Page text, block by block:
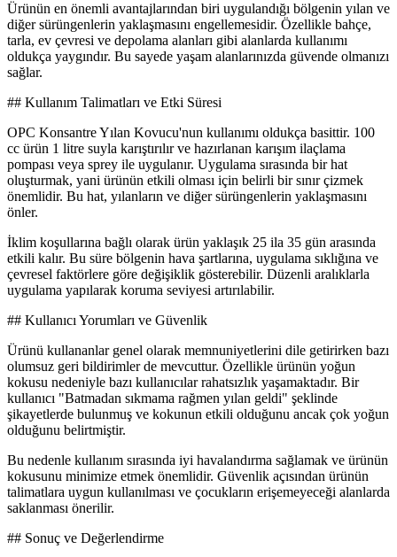
Ürünün en önemli avantajlarından biri uygulandığı bölgenin yılan ve
diğer sürüngenlerin yaklaşmasını engellemesidir. Özellikle bahçe,
tarla, ev çevresi ve depolama alanları gibi alanlarda kullanımı
oldukça yaygındır. Bu sayede yaşam alanlarınızda güvende olmanızı
sağlar.
## Kullanım Talimatları ve Etki Süresi
OPC Konsantre Yılan Kovucu'nun kullanımı oldukça basittir. 100
cc ürün 1 litre suyla karıştırılır ve hazırlanan karışım ilaçlama
pompası veya sprey ile uygulanır. Uygulama sırasında bir hat
oluşturmak, yani ürünün etkili olması için belirli bir sınır çizmek
önemlidir. Bu hat, yılanların ve diğer sürüngenlerin yaklaşmasını
önler.
İklim koşullarına bağlı olarak ürün yaklaşık 25 ila 35 gün arasında
etkili kalır. Bu süre bölgenin hava şartlarına, uygulama sıklığına ve
çevresel faktörlere göre değişiklik gösterebilir. Düzenli aralıklarla
uygulama yapılarak koruma seviyesi artırılabilir.
## Kullanıcı Yorumları ve Güvenlik
Ürünü kullananlar genel olarak memnuniyetlerini dile getirirken bazı
olumsuz geri bildirimler de mevcuttur. Özellikle ürünün yoğun
kokusu nedeniyle bazı kullanıcılar rahatsızlık yaşamaktadır. Bir
kullanıcı "Batmadan sıkmama rağmen yılan geldi" şeklinde
şikayetlerde bulunmuş ve kokunun etkili olduğunu ancak çok yoğun
olduğunu belirtmiştir.
Bu nedenle kullanım sırasında iyi havalandırma sağlamak ve ürünün
kokusunu minimize etmek önemlidir. Güvenlik açısından ürünün
talimatlara uygun kullanılması ve çocukların erişemeyeceği alanlarda
saklanması önerilir.
## Sonuç ve Değerlendirme